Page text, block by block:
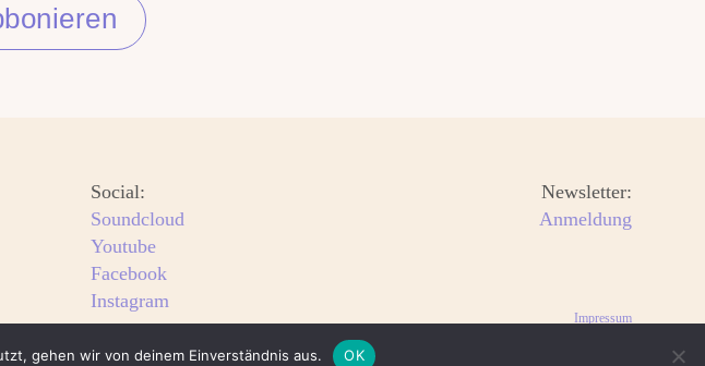
Social:
Soundcloud
Youtube
Facebook
Instagram
Newsletter:
Anmeldung
Impressum
gehen wir von deinem Einverständnis aus. OK